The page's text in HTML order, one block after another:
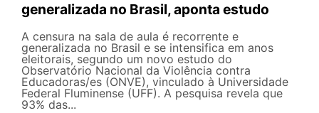
generalizada no Brasil, aponta estudo
A censura na sala de aula é recorrente e
generalizada no Brasil e se intensifica em anos
eleitorais, segundo um novo estudo do
Observatório Nacional da Violência contra
Educadoras/es (ONVE), vinculado à Universidade
Federal Fluminense (UFF). A pesquisa revela que
93% das...